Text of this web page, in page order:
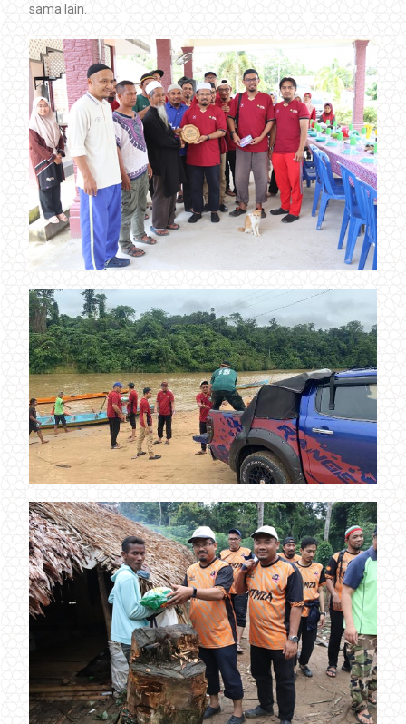
sama lain.